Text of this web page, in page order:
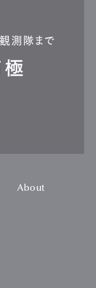
測隊まで
About